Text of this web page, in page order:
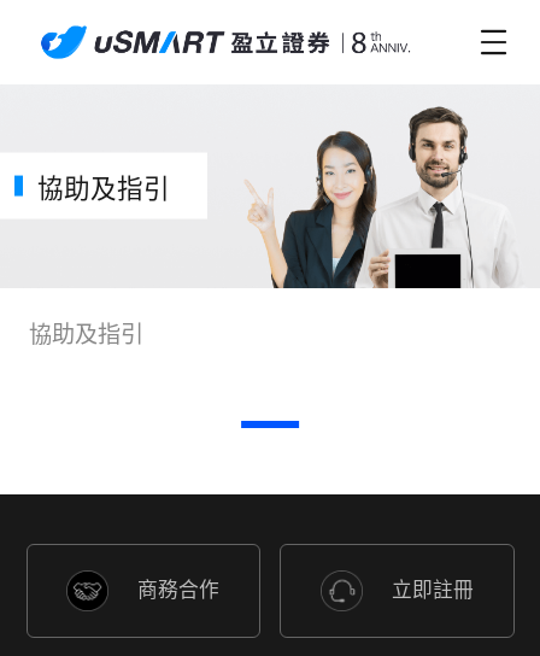
協助及指引
協助及指引
商務合作 立即註冊